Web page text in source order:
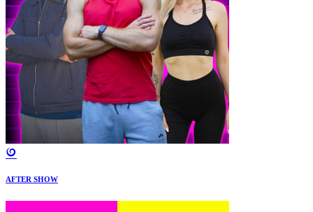
AFTER SHOW